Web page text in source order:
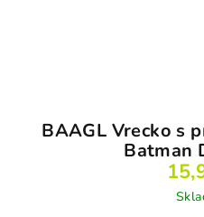
BAAGL Vrecko s
Batman